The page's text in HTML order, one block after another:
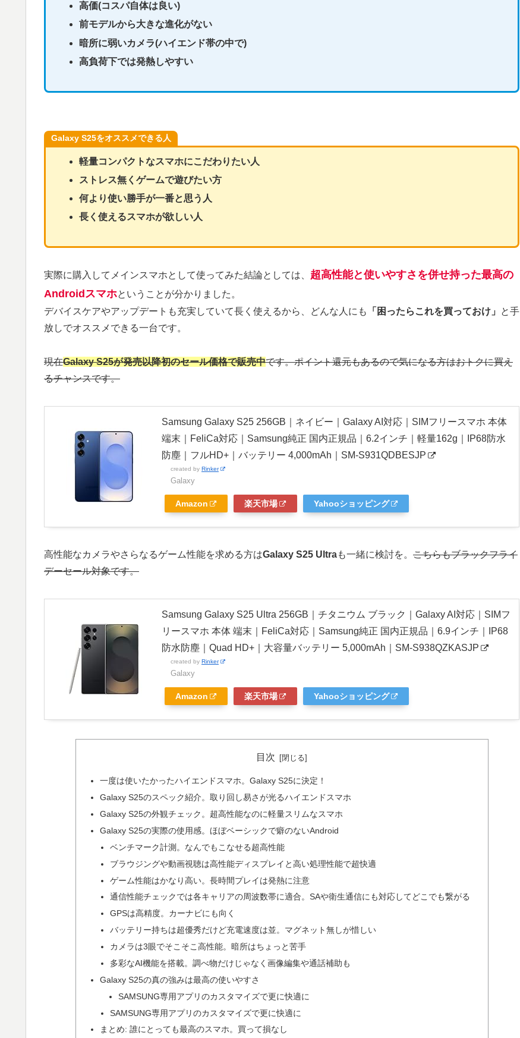
高価(コスパ自体は良い)
前モデルから大きな進化がない
暗所に弱いカメラ(ハイエンド帯の中で)
高負荷下では発熱しやすい
Galaxy S25をオススメできる人
軽量コンパクトなスマホにこだわりたい人
ストレス無くゲームで遊びたい方
何より使い勝手が一番と思う人
長く使えるスマホが欲しい人
実際に購入してメインスマホとして使ってみた結論としては、 超高性能と使いやすさを併せ持った最高の
Androidスマホということが分かりました。
デバイスケアやアップデートも充実していて長く使えるから、どんな人にも
「困ったらこれを買っておけ」
と手
放しでオススメできる一台です。
現在Galaxy S25が発売以降初のセール価格で販売中です。ポイント還元もあるので気になる方はおトクに買え
るチャンスです。
Samsung Galaxy S25 256GB｜ネイビー｜Galaxy AI対応｜SIMフリースマホ 本体
端末｜FeliCa対応｜Samsung純正 国内正規品｜6.2インチ｜軽量162g｜IP68防水
防塵｜フルHD+｜バッテリー 4,000mAh｜SM-S931QDBESJP
created by Rinker
Galaxy
Amazon 楽天市場 Yahooショッピング
高性能なカメラやさらなるゲーム性能を求める方はGalaxy S25 Ultraも一緒に検討を。 こちらもブラックフライ
デーセール対象です。
Samsung Galaxy S25 Ultra 256GB｜チタニウム ブラック｜Galaxy AI対応｜SIMフ
リースマホ 本体 端末｜FeliCa対応｜Samsung純正 国内正規品｜6.9インチ｜IP68
防水防塵｜Quad HD+｜大容量バッテリー 5,000mAh｜SM-S938QZKASJP
created by Rinker
Galaxy
Amazon 楽天市場 Yahooショッピング
目次
一度は使いたかったハイエンドスマホ。Galaxy S25に決定！
Galaxy S25のスペック紹介。取り回し易さが光るハイエンドスマホ
Galaxy S25の外観チェック。超高性能なのに軽量スリムなスマホ
Galaxy S25の実際の使用感。ほぼベーシックで癖のないAndroid
ベンチマーク計測。なんでもこなせる超高性能
ブラウジングや動画視聴は高性能ディスプレイと高い処理性能で超快適
ゲーム性能はかなり高い。長時間プレイは発熱に注意
通信性能チェックでは各キャリアの周波数帯に適合。SAや衛生通信にも対応してどこでも繋がる
GPSは高精度。カーナビにも向く
バッテリー持ちは超優秀だけど充電速度は並。マグネット無しが惜しい
カメラは3眼でそこそこ高性能。暗所はちょっと苦手
多彩なAI機能を搭載。調べ物だけじゃなく画像編集や通話補助も
Galaxy S25の真の強みは最高の使いやすさ
SAMSUNG専用アプリのカスタマイズで更に快適に
SAMSUNG専用アプリのカスタマイズで更に快適に
まとめ: 誰にとっても最高のスマホ。買って損なし